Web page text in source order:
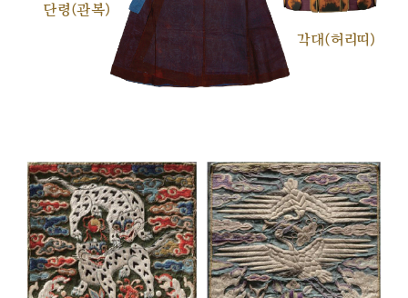
단령(관복)
각대(허리띠)